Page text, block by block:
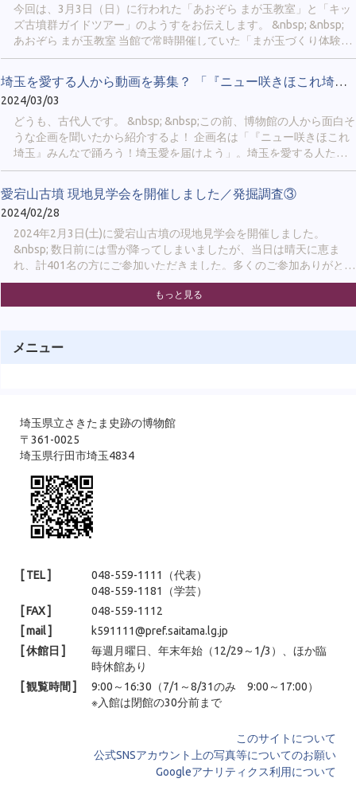
催を見逃したくない方にお勧めです！ &nbsp; ４月には、次のページ
から友だち追加ができるようになります。 https://sakitama-
muse.spec.ed.jp/official_line &nbsp; ③当HP 「新着情報」では、新し
い展示の開始や他館との連携企画についてお知らせします。 「イベ
今回は、3月3日（日）に行われた「あおぞら まが玉教室」と「キッ
ズ古墳群ガイドツアー」のようすをお伝えします。 &nbsp; &nbsp;
あおぞら まが玉教室 当館で常時開催していた「まが玉づくり体験」
は休館に伴い休止中のため、まが玉を屋外で作れるイベントを開催
しました。会場は さきたま古墳公園の駐車場からほど近い、「北側
レストハウス」でした。 &nbsp;
埼玉を愛する人から動画を募集？ 「『ニュー咲きほこれ埼玉』みん...
2024/03/03
どうも、古代人です。 &nbsp; &nbsp;この前、博物館の人から面白そ
うな企画を聞いたから紹介するよ！ 企画名は「『ニュー咲きほこれ
埼玉』みんなで踊ろう！埼玉愛を届けよう」。埼玉を愛する人たち
から短い動画を募集しているみたい。 &nbsp; &nbsp;
愛宕山古墳 現地見学会を開催しました／発掘調査③
2024/02/28
2024年2月3日(土)に愛宕山古墳の現地見学会を開催しました。
&nbsp; 数日前には雪が降ってしまいましたが、当日は晴天に恵ま
れ、計401名の方にご参加いただきました。多くのご参加ありがとう
ございました！ &nbsp; &nbsp; 学芸員からは、調査の成果として、
①周堀(内堀・外堀)を確認できたこと ②前方部で旧表土（古墳時代
た、見学会では普段登ることのできない墳丘に登っていただくこと
もっと見る
メニュー
埼玉県立さきたま史跡の博物館
〒361-0025
埼玉県行田市埼玉4834
[ TEL ]
048-559-1111（代表）
048-559-1181（学芸）
[ FAX ]
048-559-1112
[ mail ]
k591111@pref.saitama.lg.jp
[ 休館日 ]
毎週月曜日、年末年始（12/29～1/3）、ほか臨
時休館あり
[ 観覧時間 ]
9:00～16:30（7/1～8/31のみ 9:00～17:00）
※入館は閉館の30分前まで
このサイトについて
公式SNSアカウント上の写真等についてのお願い
Googleアナリティクス利用について